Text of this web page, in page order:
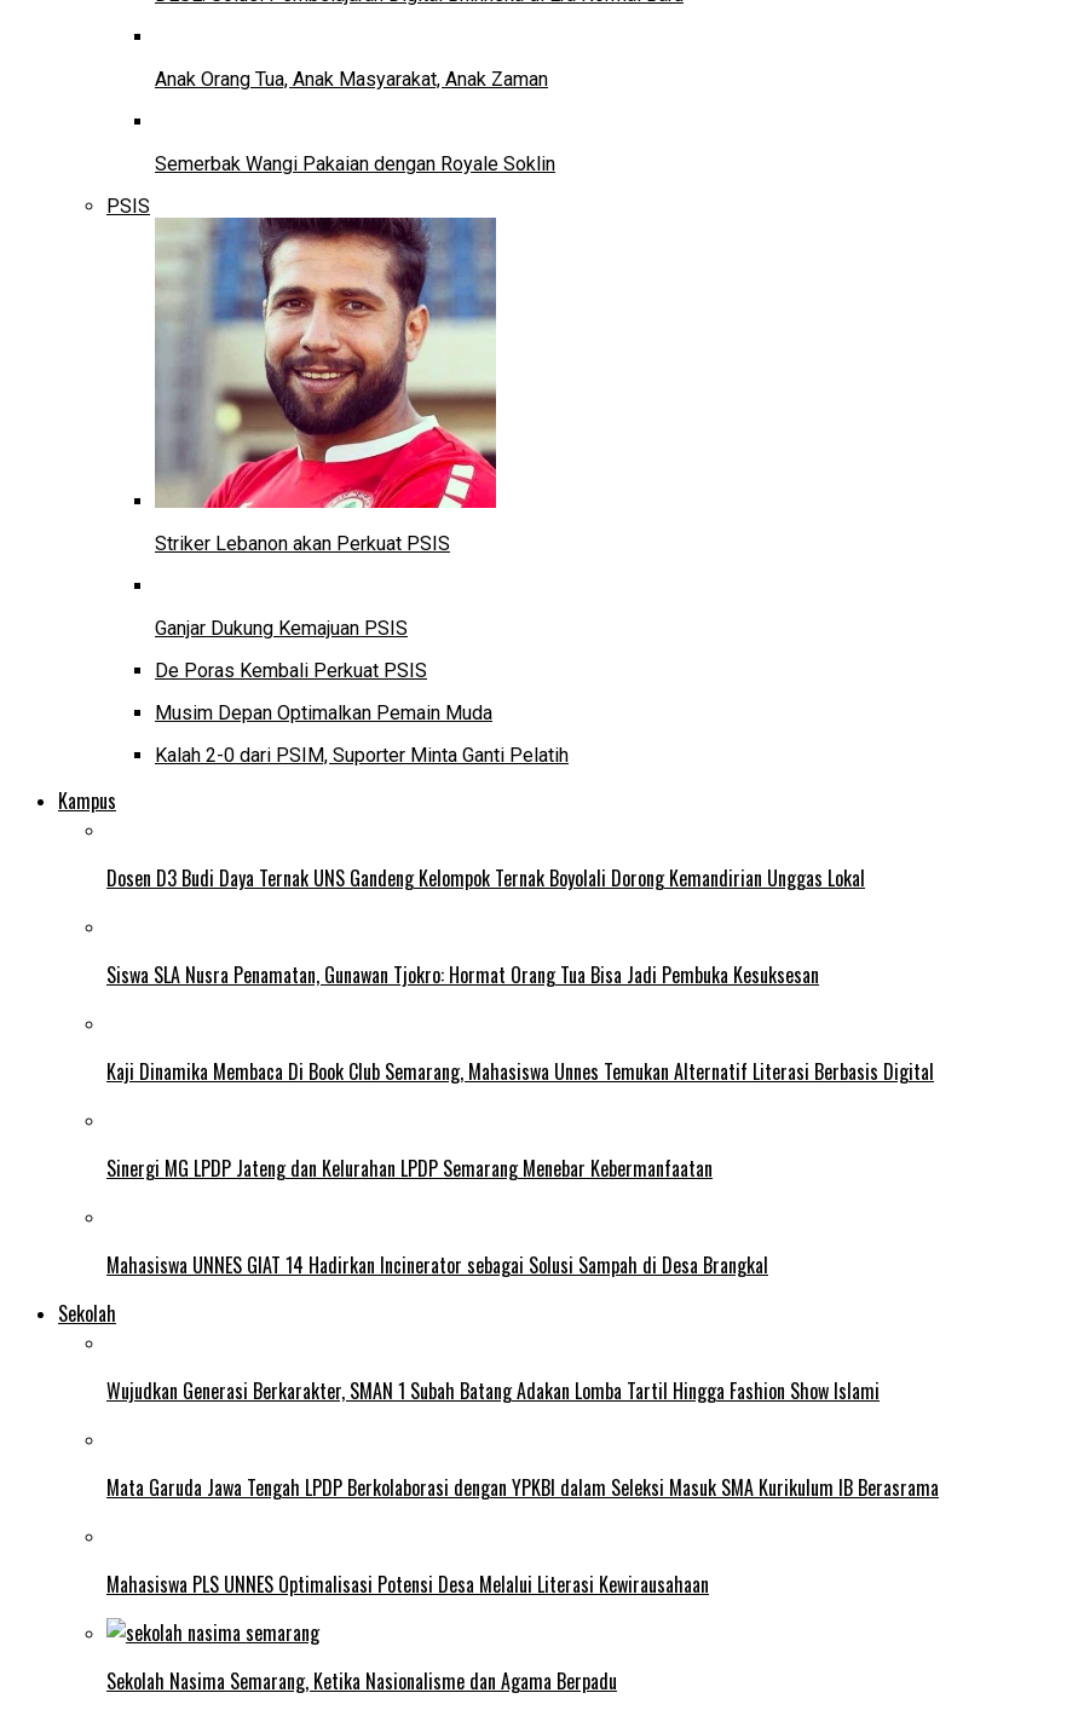
Anak Orang Tua, Anak Masyarakat, Anak Zaman
Semerbak Wangi Pakaian dengan Royale Soklin
PSIS
Striker Lebanon akan Perkuat PSIS
Ganjar Dukung Kemajuan PSIS
De Poras Kembali Perkuat PSIS
Musim Depan Optimalkan Pemain Muda
Kalah 2-0 dari PSIM, Suporter Minta Ganti Pelatih
Kampus
Dosen D3 Budi Daya Ternak UNS Gandeng Kelompok Ternak Boyolali Dorong Kemandirian Unggas Lokal
Siswa SLA Nusra Penamatan, Gunawan Tjokro: Hormat Orang Tua Bisa Jadi Pembuka Kesuksesan
Kaji Dinamika Membaca Di Book Club Semarang, Mahasiswa Unnes Temukan Alternatif Literasi Berbasis Digital
Sinergi MG LPDP Jateng dan Kelurahan LPDP Semarang Menebar Kebermanfaatan
Mahasiswa UNNES GIAT 14 Hadirkan Incinerator sebagai Solusi Sampah di Desa Brangkal
Sekolah
Wujudkan Generasi Berkarakter, SMAN 1 Subah Batang Adakan Lomba Tartil Hingga Fashion Show Islami
Mata Garuda Jawa Tengah LPDP Berkolaborasi dengan YPKBI dalam Seleksi Masuk SMA Kurikulum IB Berasrama
Mahasiswa PLS UNNES Optimalisasi Potensi Desa Melalui Literasi Kewirausahaan
Sekolah Nasima Semarang, Ketika Nasionalisme dan Agama Berpadu